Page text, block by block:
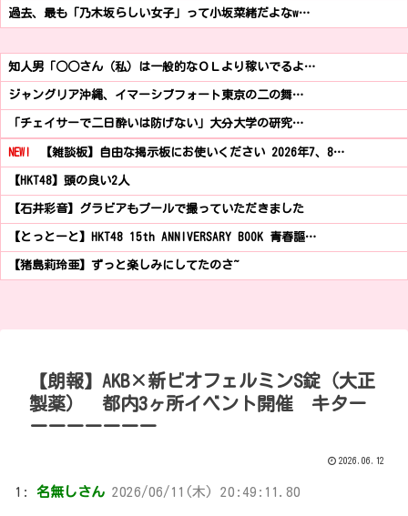
過去、最も「乃木坂らしい女子」って小坂菜緒だよなw…
知人男「○○さん（私）は一般的なＯＬより稼いでるよ…
ジャングリア沖縄、イマーシブフォート東京の二の舞…
「チェイサーで二日酔いは防げない」大分大学の研究…
NEW! 【雑談板】自由な掲示板にお使いください 2026年7、8…
【HKT48】頭の良い2人
【石井彩音】グラビアもプールで撮っていただきました
【とっとーと】HKT48 15th ANNIVERSARY BOOK 青春謳…
【猪島莉玲亜】ずっと楽しみにしてたのさ~
【朗報】AKB×新ビオフェルミンS錠（大正
製薬） 都内3ヶ所イベント開催 キター
ーーーーーーー
2026.06.12
1: 名無しさん 2026/06/11(木) 20:49:11.80